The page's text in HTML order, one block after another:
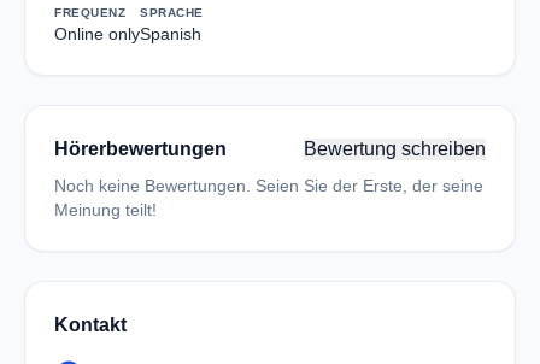
FREQUENZ
Online only
SPRACHE
Spanish
Hörerbewertungen Bewertung schreiben
Noch keine Bewertungen. Seien Sie der Erste, der seine
Meinung teilt!
Kontakt